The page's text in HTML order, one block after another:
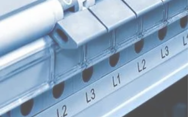
PETROCHIMIE INDUSTRIE